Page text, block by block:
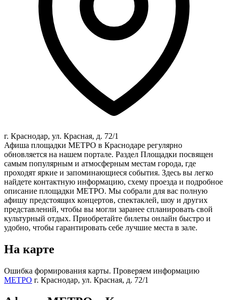
г. Краснодар, ул. Красная, д. 72/1
Афиша площадки МЕТРО в Краснодаре регулярно
обновляется на нашем портале. Раздел Площадки посвящен
самым популярным и атмосферным местам города, где
проходят яркие и запоминающиеся события. Здесь вы легко
найдете контактную информацию, схему проезда и подробное
описание площадки МЕТРО. Мы собрали для вас полную
афишу предстоящих концертов, спектаклей, шоу и других
представлений, чтобы вы могли заранее спланировать свой
культурный отдых. Приобретайте билеты онлайн быстро и
удобно, чтобы гарантировать себе лучшие места в зале.
На карте
Ошибка формирования карты. Проверяем информацию
МЕТРО г. Краснодар, ул. Красная, д. 72/1